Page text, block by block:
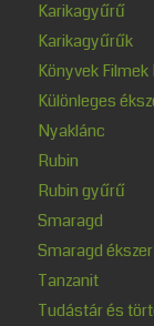
Karikagyűrű
Karikagyűrűk
Könyvek Filmek
Különleges
Nyaklánc
Rubin
Rubin gyűrű
Smaragd
Smaragd ékszer
Tanzanit
Tudástár és